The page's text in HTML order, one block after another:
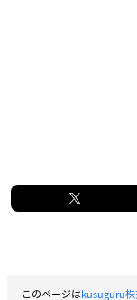
このページはkusuguru